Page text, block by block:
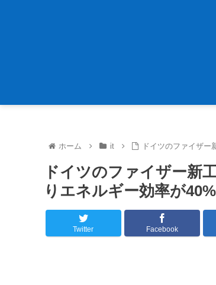
ホーム it ドイツのファイザー
ドイツのファイザー新
りエネルギー効率が
Twitter Facebook